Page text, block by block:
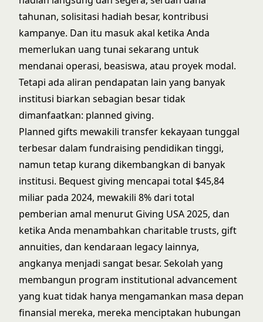
tahunan, solisitasi hadiah besar, kontribusi
kampanye. Dan itu masuk akal ketika Anda
memerlukan uang tunai sekarang untuk
mendanai operasi, beasiswa, atau proyek modal.
Tetapi ada aliran pendapatan lain yang banyak
institusi biarkan sebagian besar tidak
dimanfaatkan: planned giving.
Planned gifts mewakili transfer kekayaan tunggal
terbesar dalam fundraising pendidikan tinggi,
namun tetap kurang dikembangkan di banyak
institusi. Bequest giving mencapai total $45,84
miliar pada 2024, mewakili 8% dari total
pemberian amal menurut Giving USA 2025, dan
ketika Anda menambahkan charitable trusts, gift
annuities, dan kendaraan legacy lainnya,
angkanya menjadi sangat besar. Sekolah yang
membangun program institutional advancement
yang kuat tidak hanya mengamankan masa depan
finansial mereka, mereka menciptakan hubungan